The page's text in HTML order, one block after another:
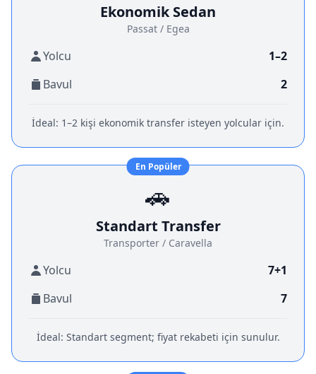
Ekonomik Sedan
Passat / Egea
Yolcu
1–2
Bavul
2
İdeal: 1–2 kişi ekonomik transfer isteyen yolcular için.
En Popüler
🚗
Standart Transfer
Transporter / Caravella
Yolcu
7+1
Bavul
7
İdeal: Standart segment; fiyat rekabeti için sunulur.